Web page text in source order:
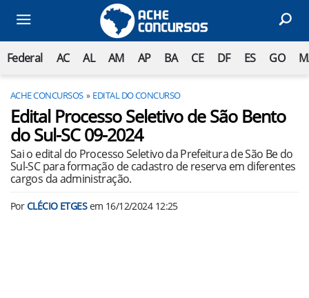
Federal AC AL AM AP BA CE DF ES GO
ACHE CONCURSOS EDITAL DO CONCURSO
Edital Processo Seletivo de São Bento
do Sul-SC 09-2024
Sai o edital do Processo Seletivo da Prefeitura de São Be do
Sul-SC para formação de cadastro de reserva em diferentes
cargos da administração.
PorCLÉCIO ETGESem 16/12/2024 12:25